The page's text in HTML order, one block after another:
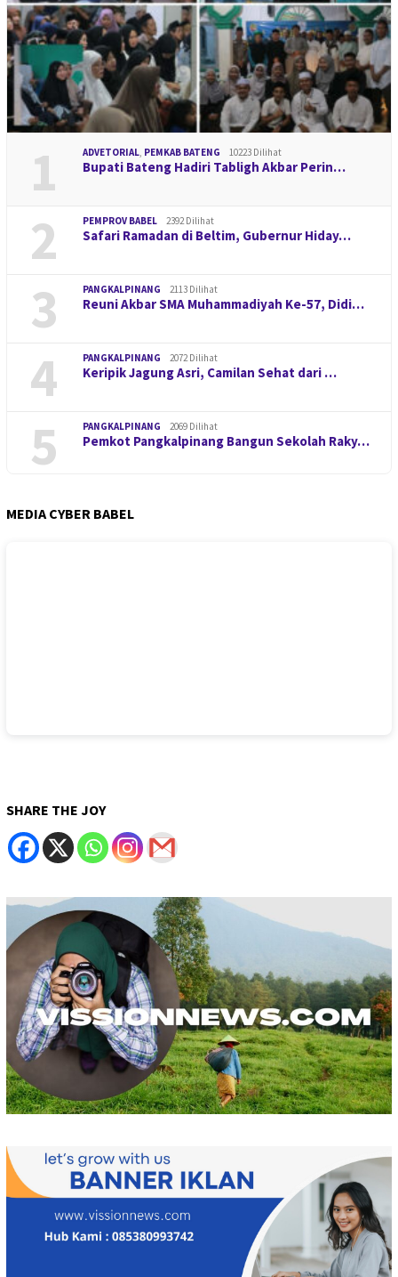
1 ADVETORIAL, PEMKAB BATENG 10223 Dilihat
Bupati Bateng Hadiri Tabligh Akbar Perin…
2 PEMPROV BABEL 2392 Dilihat
Safari Ramadan di Beltim, Gubernur Hiday…
3 PANGKALPINANG 2113 Dilihat
Reuni Akbar SMA Muhammadiyah Ke-57, Didi…
4 PANGKALPINANG 2072 Dilihat
Keripik Jagung Asri, Camilan Sehat dari …
5 PANGKALPINANG 2069 Dilihat
Pemkot Pangkalpinang Bangun Sekolah Raky…
MEDIA CYBER BABEL
SHARE THE JOY